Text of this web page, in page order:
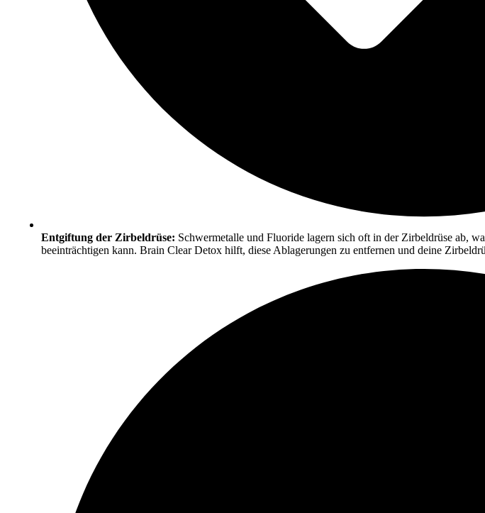
Entgiftung der Zirbeldrüse: Schwermetalle und Fluoride lagern sich oft in der Zirbeldrüse ab,
beeinträchtigen kann. Brain Clear Detox hilft, diese Ablagerungen zu entfernen und deine